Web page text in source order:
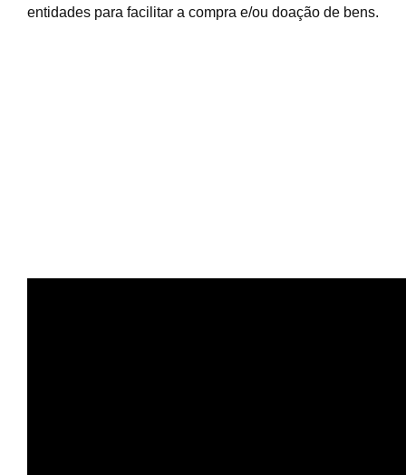
entidades para facilitar a compra e/ou doação de bens.